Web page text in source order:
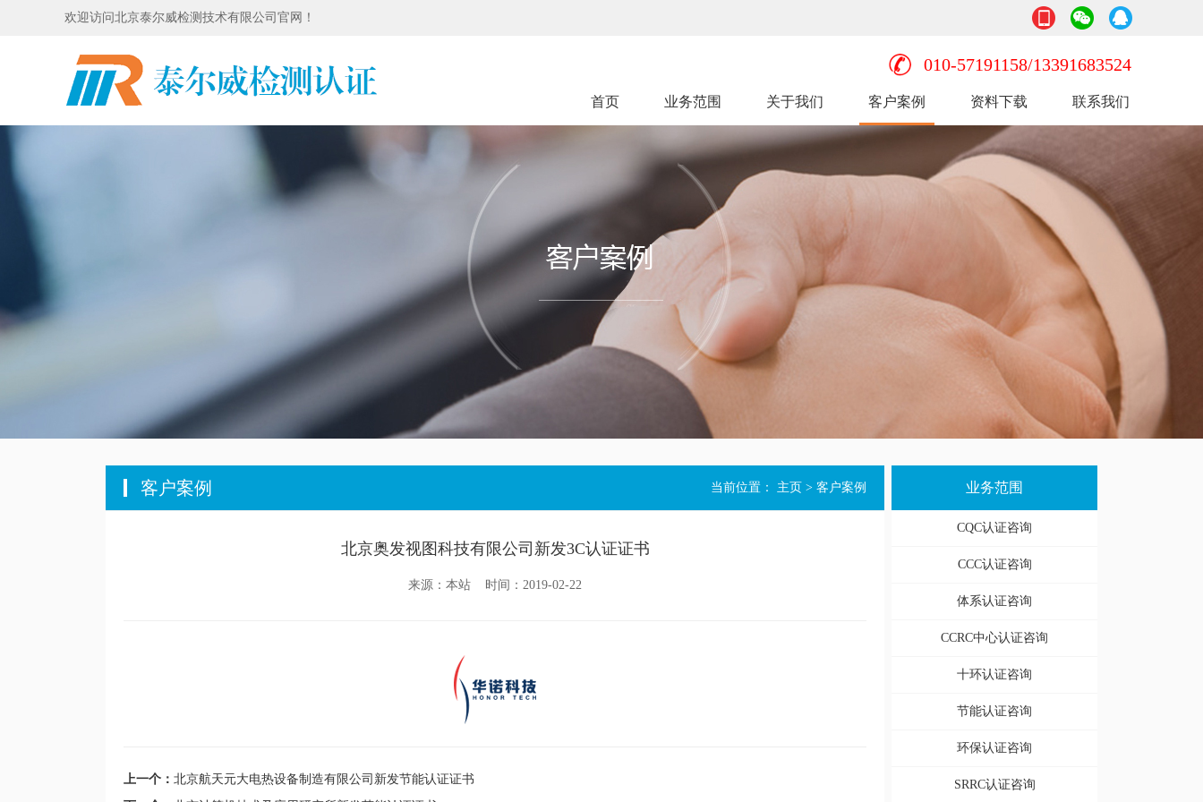
欢迎访问北京泰尔威检测技术有限公司官网！
010-57191158/13391683524
联系我们
资料下载
客户案例
关于我们
业务范围
首页
客户案例 当前位置： 主页 > 客户案例
北京奥发视图科技有限公司新发3C认证证书
来源：本站 时间：2019-02-22
上一个： 北京航天元大电热设备制造有限公司新发节能认证证书
业务范围
CQC认证咨询
CCC认证咨询
体系认证咨询
CCRC中心认证咨询
十环认证咨询
节能认证咨询
环保认证咨询
SRRC认证咨询